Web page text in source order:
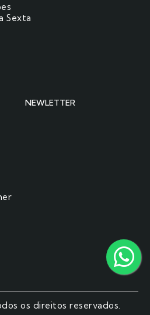
Sexta
NEWLETTER
os direitos reservados.